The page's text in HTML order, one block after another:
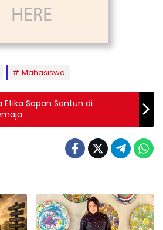
Mahasiswa
Etika Sopan Santun di